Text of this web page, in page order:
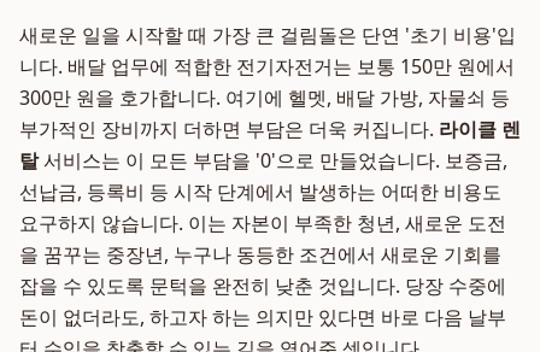
새로운 일을 시작할 때 가장 큰 걸림돌은 단연 '초기 비용'입
니다. 배달 업무에 적합한 전기자전거는 보통 150만 원에서
300만 원을 호가합니다. 여기에 헬멧, 배달 가방, 자물쇠 등
부가적인 장비까지 더하면 부담은 더욱 커집니다. 라이클 렌
탈서비스는 이 모든 부담을 '0'으로 만들었습니다. 보증금,
선납금, 등록비 등 시작 단계에서 발생하는 어떠한 비용도
요구하지 않습니다. 이는 자본이 부족한 청년, 새로운 도전
을 꿈꾸는 중장년, 누구나 동등한 조건에서 새로운 기회를
잡을 수 있도록 문턱을 완전히 낮춘 것입니다. 당장 수중에
돈이 없더라도, 하고자 하는 의지만 있다면 바로 다음 날부